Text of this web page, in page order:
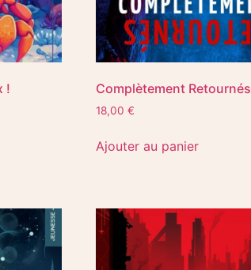
! Complètement Retournés
18,00€
Ajouter au panier